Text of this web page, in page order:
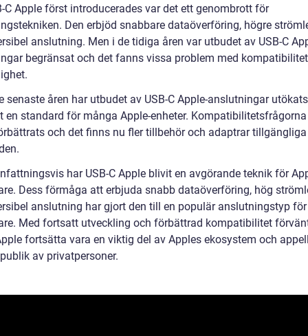
C Apple först introducerades var det ett genombrott för
Den erbjöd snabbare dataöverföring, högre
anslutning. Men i de tidiga åren var utbudet av USB-C
begränsat och det fanns vissa problem med
senaste åren har utbudet av USB-C Apple-anslutningar
en standard för många Apple-enheter.
och det finns nu fler tillbehör och adaptrar
har USB-C Apple blivit en avgörande teknik för
Dess förmåga att erbjuda snabb dataöverföring, hög
anslutning har gjort den till en populär anslutningstyp
Med fortsatt utveckling och förbättrad kompatibilitet
fortsätta vara en viktig del av Apples ekosystem och
av privatpersoner.